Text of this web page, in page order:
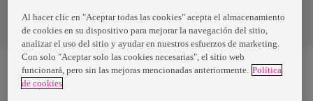
Términos y condiciones
Nosotras, una marca de Essity - una compañía global líder en
Al hacer clic en "Aceptar todas las cookies" acepta el almacenamiento
de cookies en su dispositivo para mejorar la navegación del sitio,
analizar el uso del sitio y ayudar en nuestros esfuerzos de marketing.
Con solo "Aceptar solo las cookies necesarias", el sitio web
funcionará, pero sin las mejoras mencionadas anteriormente. Política
de cookies